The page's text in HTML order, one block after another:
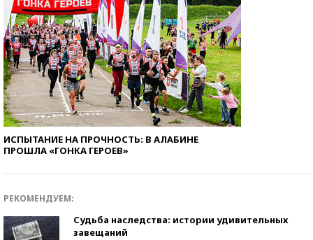
ИСПЫТАНИЕ НА ПРОЧНОСТЬ: В АЛАБИНЕ
ПРОШЛА «ГОНКА ГЕРОЕВ»
РЕКОМЕНДУЕМ:
Судьба наследства: истории удивительных
завещаний